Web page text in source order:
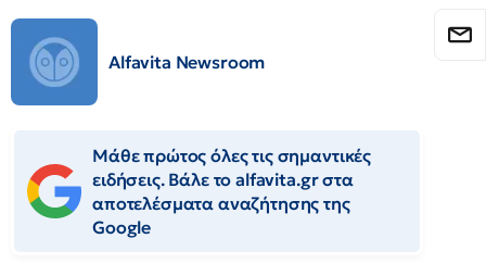
Alfavita Newsroom
Μάθε πρώτος όλες τις σημαντικές
ειδήσεις. Βάλε το alfavita.gr στα
αποτελέσματα αναζήτησης της
Google